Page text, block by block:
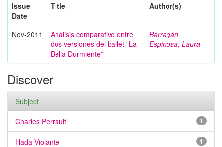
Issue
Date
Title Author(s)
Nov-2011
Análisis comparativo entre
dos versiones del ballet “La
Bella Durmiente”
Barragán
Espinosa, Laura
Discover
Subject
1
Charles Perrault
1
Hada Violante